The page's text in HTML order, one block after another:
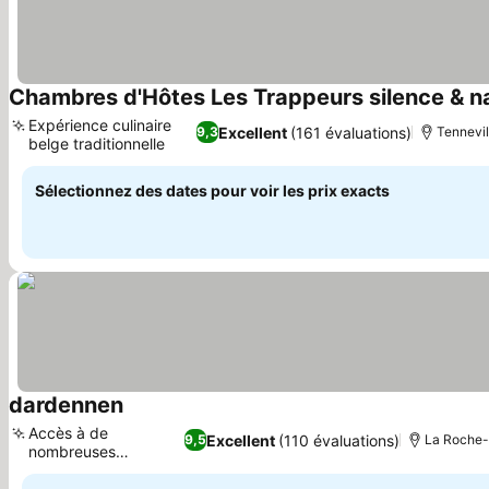
Chambres d'Hôtes Les Trappeurs silence &
9,3Excellent (161 évaluations)
Expérience culinaire
belge traditionnelle
Sélectionnez des dates pour voir les prix exacts
dardennen
9,5Excellent (110 évaluations)
Accès à de
nombreuses
randonnées
La